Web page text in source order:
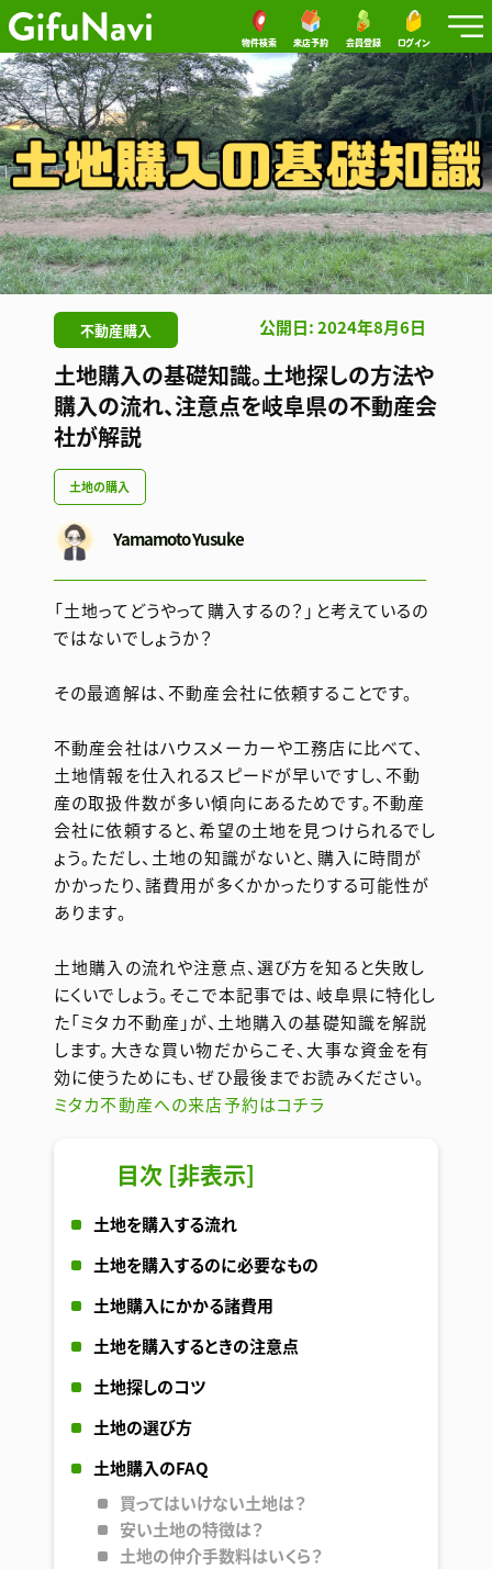
物件検索 来店予約 会員登録 ログイン
不動産購入 公開日: 2024年8月6日
土地購入の基礎知識。土地探しの方法や
購入の流れ、注意点を岐阜県の不動産会
社が解説
土地の購入
Yamamoto Yusuke
「土地ってどうやって購入するの？」と考えているの
ではないでしょうか？
その最適解は、不動産会社に依頼することです。
不動産会社はハウスメーカーや工務店に比べて、
土地情報を仕入れるスピードが早いですし、不動
産の取扱件数が多い傾向にあるためです。不動産
会社に依頼すると、希望の土地を見つけられるでし
ょう。ただし、土地の知識がないと、購入に時間が
かかったり、諸費用が多くかかったりする可能性が
あります。
土地購入の流れや注意点、選び方を知ると失敗し
にくいでしょう。そこで本記事では、岐阜県に特化し
た「ミタカ不動産」が、土地購入の基礎知識を解説
します。大きな買い物だからこそ、大事な資金を有
効に使うためにも、ぜひ最後までお読みください。
ミタカ不動産への来店予約はコチラ
目次 [非表示]
土地を購入する流れ
土地を購入するのに必要なもの
土地購入にかかる諸費用
土地を購入するときの注意点
土地探しのコツ
土地の選び方
土地購入のFAQ
買ってはいけない土地は？
安い土地の特徴は？
土地の仲介手数料はいくら？